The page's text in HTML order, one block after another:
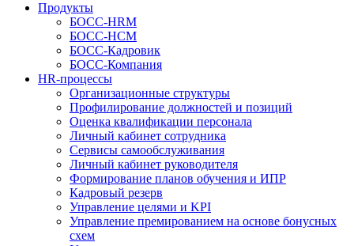
Продукты
БОСС-HRM
БОСС-HCM
БОСС-Кадровик
БОСС-Компания
HR-процессы
Организационные структуры
Профилирование должностей и позиций
Оценка квалификации персонала
Личный кабинет сотрудника
Сервисы самообслуживания
Личный кабинет руководителя
Формирование планов обучения и ИПР
Кадровый резерв
Управление целями и KPI
Управление премированием на основе бонусных
схем